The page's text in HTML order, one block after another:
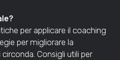
per applicare il coaching
per migliorare la
Consigli utili per